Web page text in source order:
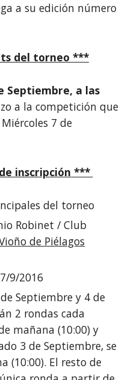
a su edición número
del torneo ***
Septiembre, a las
a la competición que
7 de
inscripción ***
del torneo
Robinet / Club
de Piélagos
9/2016
Septiembre y 4 de
2 rondas cada
mañana (10:00) y
3 de Septiembre, se
(10:00). El resto de